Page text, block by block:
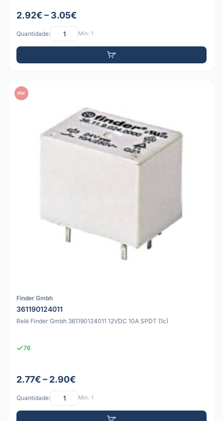
2.92€ – 3.05€
Quantidade: Mín: 1
PDF
Finder Gmbh
361190124011
Relé Finder Gmbh 361190124011 12VDC 10A SPDT (1c)
76
2.77€ – 2.90€
Quantidade: Mín: 1